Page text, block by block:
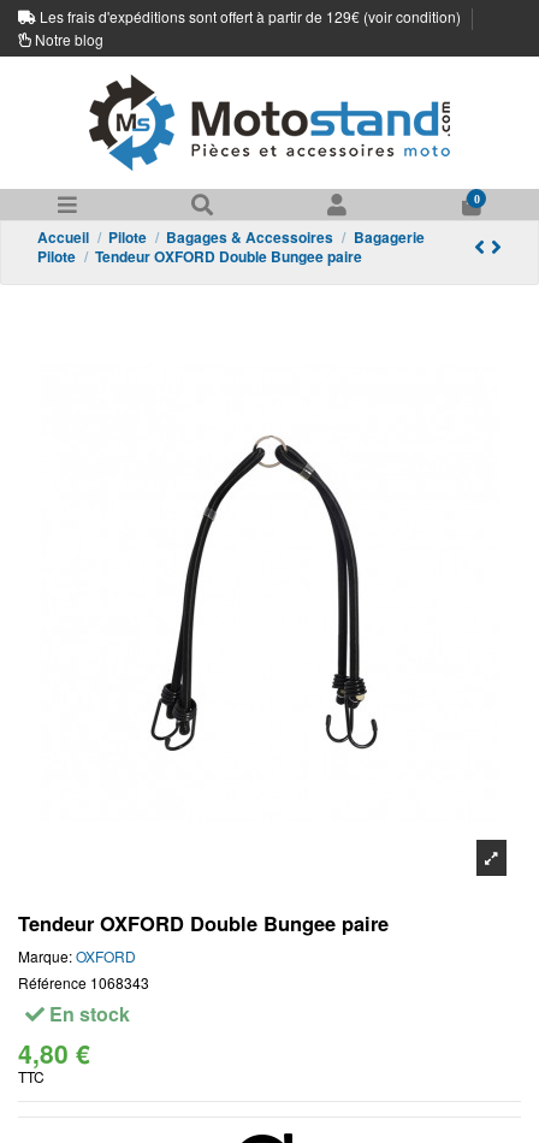
Les frais d'expéditions sont offert à partir de 129€ (voir condition)
Notre blog
0
Accueil Pilote Bagages & Accessoires
Bagagerie
Pilote
Tendeur OXFORD Double Bungee paire
Tendeur OXFORD Double Bungee paire
Marque:OXFORD
Référence 1068343
En stock
4,80 €
TTC